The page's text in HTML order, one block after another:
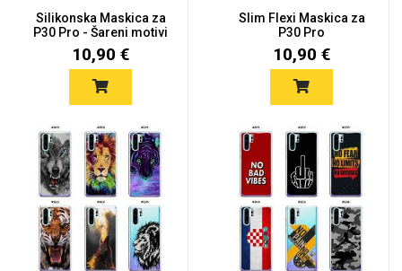
Silikonska Maskica za
P30 Pro - Šareni motivi
10,90 €
Slim Flexi Maskica za
P30 Pro
10,90 €